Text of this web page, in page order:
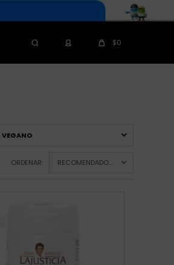
$0
VEGANO
ORDENAR: RECOMENDADOS